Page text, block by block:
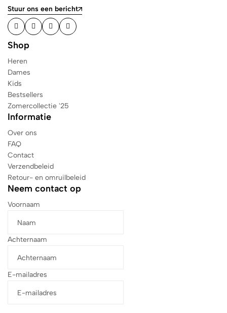
Stuur ons een bericht
Shop
Heren
Dames
Kids
Bestsellers
Zomercollectie '25
Informatie
Over ons
FAQ
Contact
Verzendbeleid
Retour- en omruilbeleid
Neem contact op
Voornaam
Achternaam
E-mailadres